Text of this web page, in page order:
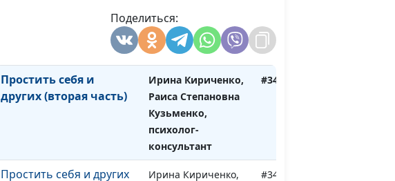
Поделиться:
Кузьменко,
психолог-
консультант
Простить себя и
других (вторая часть)
Ирина Кириченко,
Раиса Степановна
Кузьменко,
психолог-
консультант
#346
Простить себя и других
Ирина Кириченко,
#345